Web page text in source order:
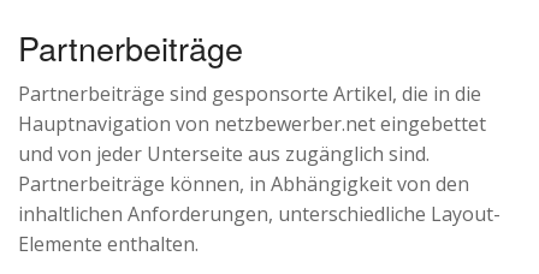
Partnerbeiträge
Partnerbeiträge sind gesponsorte Artikel, die in die
Hauptnavigation von netzbewerber.net eingebettet
und von jeder Unterseite aus zugänglich sind.
Partnerbeiträge können, in Abhängigkeit von den
inhaltlichen Anforderungen, unterschiedliche Layout-
Elemente enthalten.